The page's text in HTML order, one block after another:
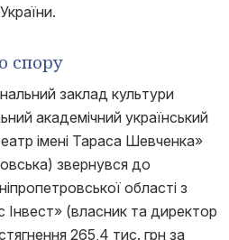
спору
заклад культури
академічний український
імені Тараса Шевченка»
звернувся до
області з
(власник та директор
265,4 тис. грн за